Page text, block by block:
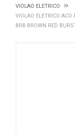
VIOLAO ELETRICO
VIOLAO ELETRICO
BRB BROWN RED